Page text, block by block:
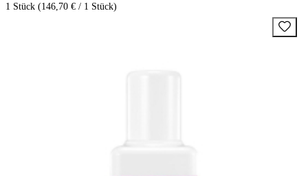
1 Stück (146,70 € / 1 Stück)